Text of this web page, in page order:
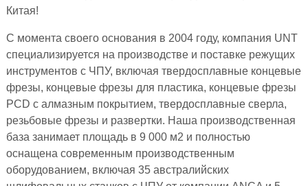
Китая!
С момента своего основания в 2004 году, компания UNT
специализируется на производстве и поставке режущих
инструментов с ЧПУ, включая твердосплавные концевые
фрезы, концевые фрезы для пластика, концевые фрезы
PCD с алмазным покрытием, твердосплавные сверла,
резьбовые фрезы и развертки. Наша производственная
база занимает площадь в 9 000 м2 и полностью
оснащена современным производственным
оборудованием, включая 35 австралийских